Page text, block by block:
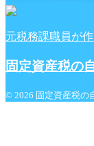
元税務課職員が
固定資産税の
© 2026 固定資産税の